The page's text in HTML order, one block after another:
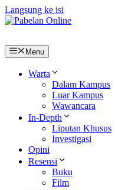
Langsung ke isi
Menu
Warta
Dalam Kampus
Luar Kampus
Wawancara
In-Depth
Liputan Khusus
Investigasi
Opini
Resensi
Buku
Film